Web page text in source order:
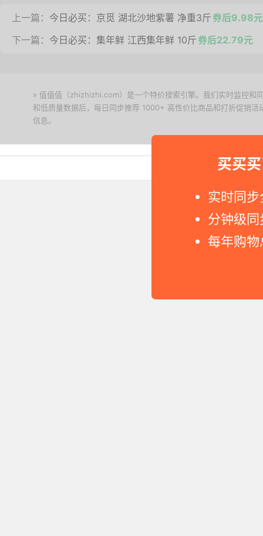
买买
实时同
分钟级
每年购
上一篇： 今日必买：京觅 湖北沙地紫薯 净重3斤券后9.98元
下一篇： 今日必买：集年鲜 江西集年鲜 10斤券后22.79元
» 值值值（zhizhizhi.com）是一个特价搜索引擎。我们实时监控和
和低质量数据后，每日同步推荐 1000+ 高性价比商品和打折促销
信息。
Copyright © 2011-2026 网购